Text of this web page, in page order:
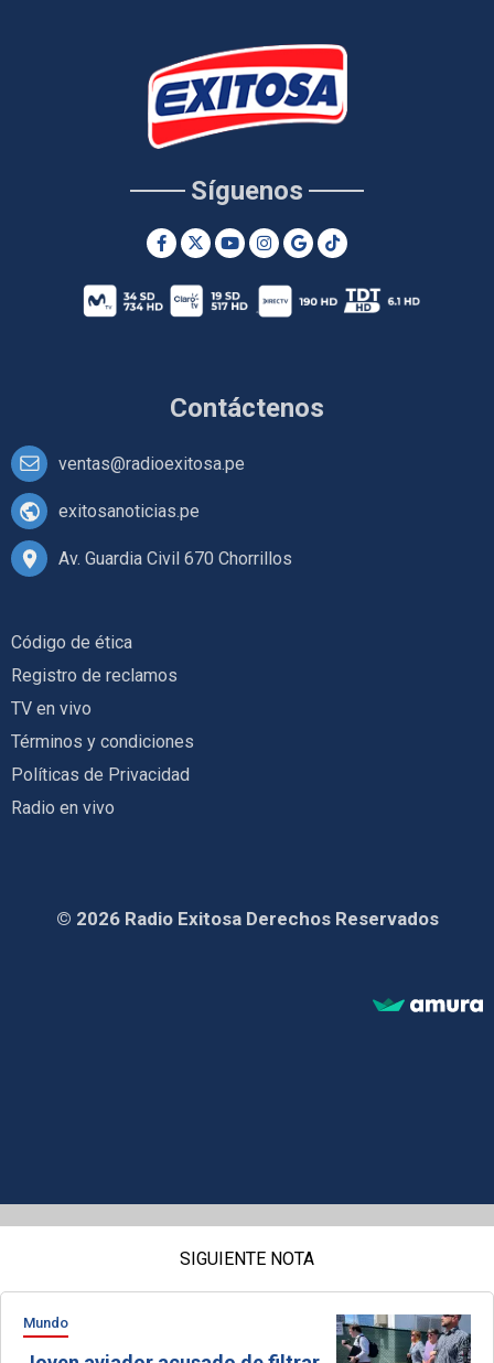
Contáctenos
ventas@radioexitosa.pe
exitosanoticias.pe
Av. Guardia Civil 670 Chorrillos
Síguenos
Código de ética
Registro de reclamos
TV en vivo
Términos y condiciones
Políticas de Privacidad
Radio en vivo
© 2026 Radio Exitosa Derechos Reservados
SIGUIENTE NOTA
Mundo